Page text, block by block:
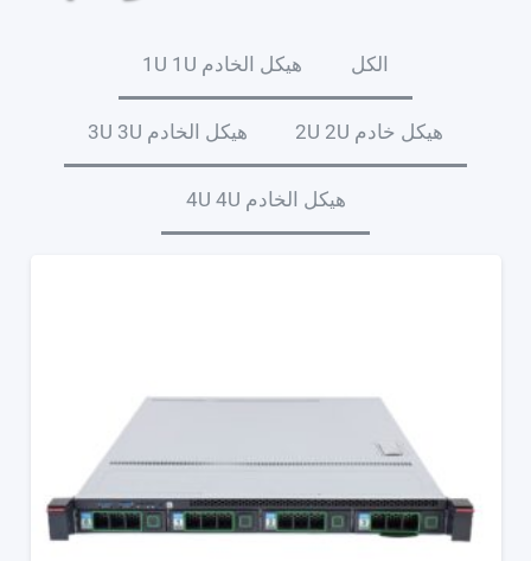
الكل هيكل الخادم 1U 1U
هيكل خادم 2U 2U هيكل الخادم 3U 3U
هيكل الخادم 4U 4U